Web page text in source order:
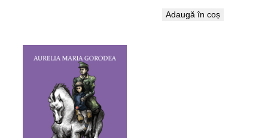
Adaugă în coș